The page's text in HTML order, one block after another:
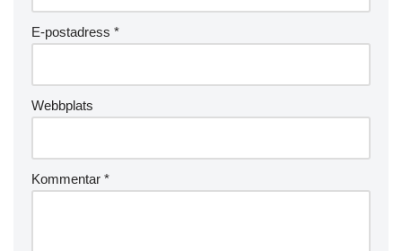
E-postadress *
Webbplats
Kommentar *